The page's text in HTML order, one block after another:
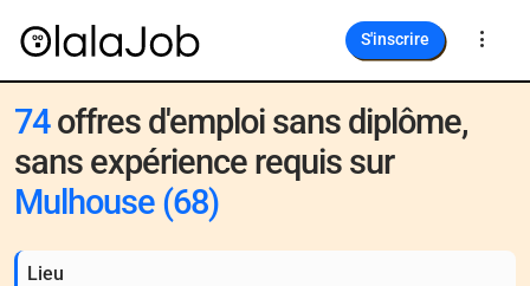
S'inscrire
74offres d'emploi sans diplôme,
sans expérience requis sur
Mulhouse (68)
Lieu